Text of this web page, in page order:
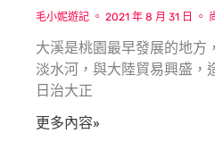
毛小妮遊記 2021 年 8 月 31 日
大溪是桃園最早發展的地方
淡水河，與大陸貿易興盛，
日治大正
更多內容»